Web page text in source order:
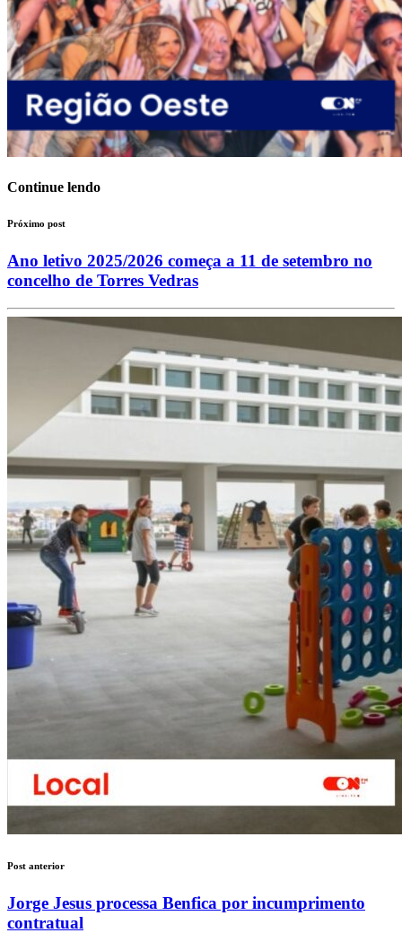
Continue lendo
Próximo post
Ano letivo 2025/2026 começa a 11 de setembro no
concelho de Torres Vedras
Post anterior
Jorge Jesus processa Benfica por incumprimento
contratual